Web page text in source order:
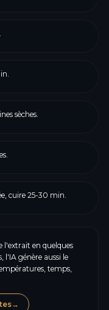
sèches.
cuire 25-30 min.
l'extrait en quelques
l'IA génère aussi le
temps,
→